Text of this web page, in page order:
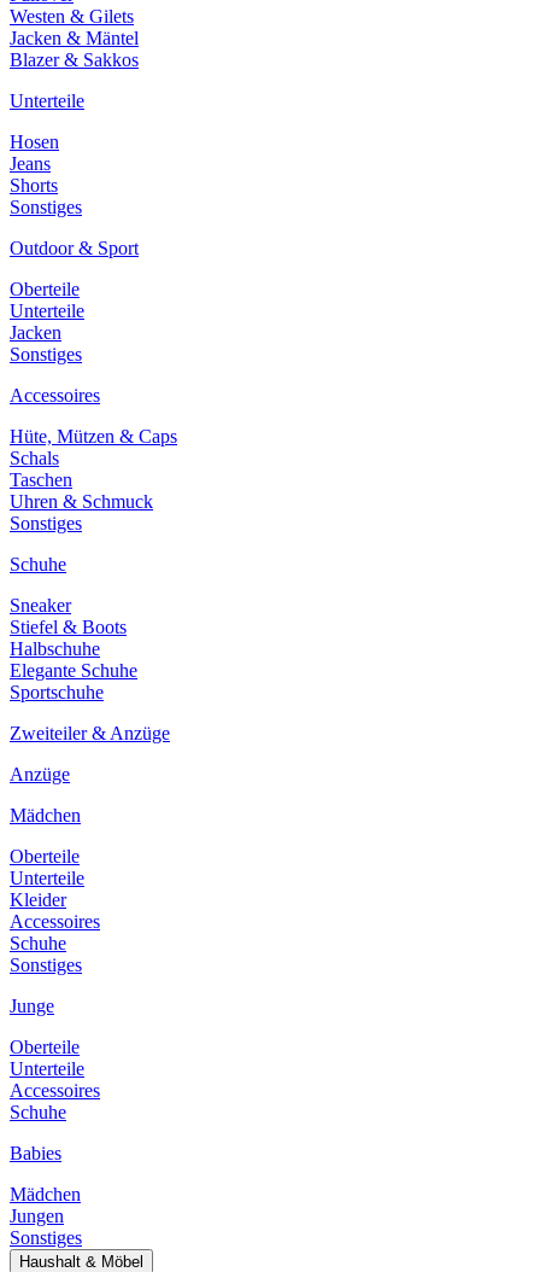
Westen & Gilets
Jacken & Mäntel
Blazer & Sakkos
Unterteile
Hosen
Jeans
Shorts
Sonstiges
Outdoor & Sport
Oberteile
Unterteile
Jacken
Sonstiges
Accessoires
Hüte, Mützen & Caps
Schals
Taschen
Uhren & Schmuck
Sonstiges
Schuhe
Sneaker
Stiefel & Boots
Halbschuhe
Elegante Schuhe
Sportschuhe
Zweiteiler & Anzüge
Anzüge
Mädchen
Oberteile
Unterteile
Kleider
Accessoires
Schuhe
Sonstiges
Junge
Oberteile
Unterteile
Accessoires
Schuhe
Babies
Mädchen
Jungen
Sonstiges
Haushalt & Möbel